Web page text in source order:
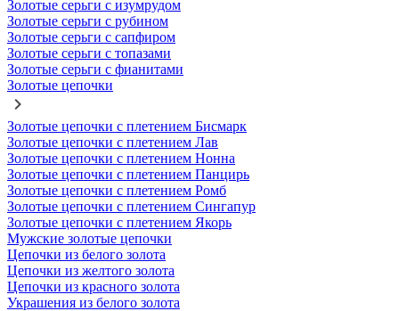
Золотые серьги с изумрудом
Золотые серьги с рубином
Золотые серьги с сапфиром
Золотые серьги с топазами
Золотые серьги с фианитами
Золотые цепочки
Золотые цепочки с плетением Бисмарк
Золотые цепочки с плетением Лав
Золотые цепочки с плетением Нонна
Золотые цепочки с плетением Панцирь
Золотые цепочки с плетением Ромб
Золотые цепочки с плетением Сингапур
Золотые цепочки с плетением Якорь
Мужские золотые цепочки
Цепочки из белого золота
Цепочки из желтого золота
Цепочки из красного золота
Украшения из белого золота